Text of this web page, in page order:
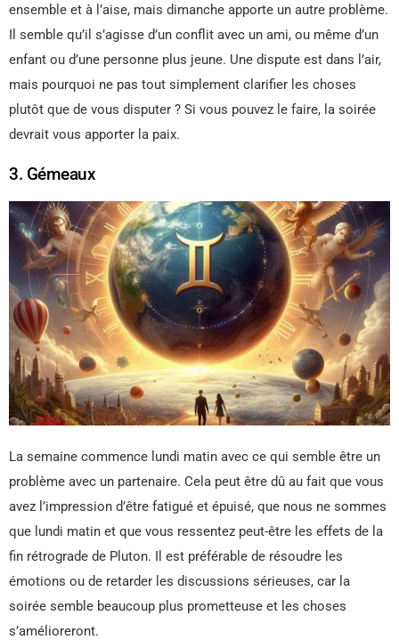
ensemble et à l’aise, mais dimanche apporte un autre problème.
Il semble qu’il s’agisse d’un conflit avec un ami, ou même d’un
enfant ou d’une personne plus jeune. Une dispute est dans l’air,
mais pourquoi ne pas tout simplement clarifier les choses
plutôt que de vous disputer ? Si vous pouvez le faire, la soirée
devrait vous apporter la paix.
3. Gémeaux
La semaine commence lundi matin avec ce qui semble être un
problème avec un partenaire. Cela peut être dû au fait que vous
avez l’impression d’être fatigué et épuisé, que nous ne sommes
que lundi matin et que vous ressentez peut-être les effets de la
fin rétrograde de Pluton. Il est préférable de résoudre les
émotions ou de retarder les discussions sérieuses, car la
soirée semble beaucoup plus prometteuse et les choses
s’amélioreront.